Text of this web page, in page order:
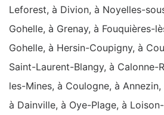
Leforest, à Divion, à Noyelles-
Gohelle, à Grenay, à Fouquières-
Gohelle, à Hersin-Coupigny, à
Saint-Laurent-Blangy, à Calonne-
les-Mines, à Coulogne, à
à Dainville, à Oye-Plage, à